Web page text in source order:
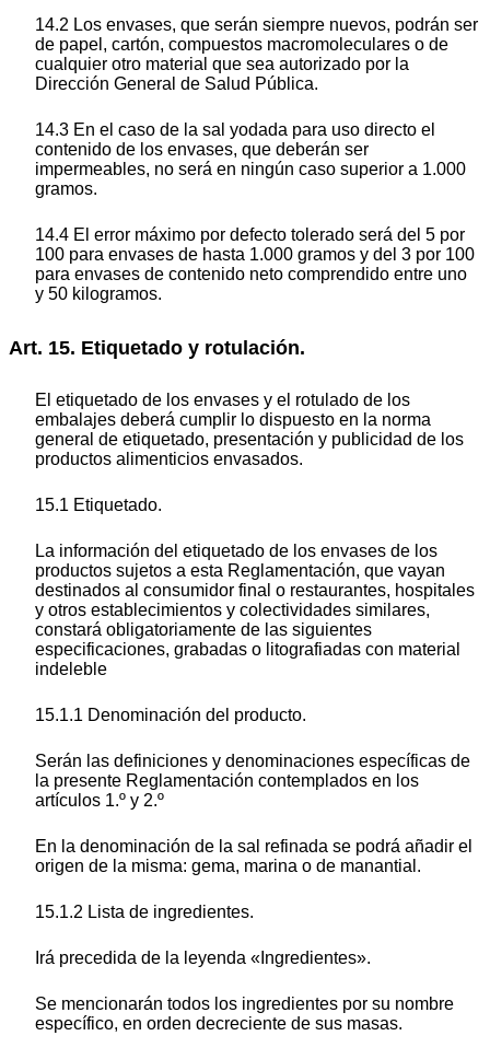
14.2 Los envases, que serán siempre nuevos, podrán ser
de papel, cartón, compuestos macromoleculares o de
cualquier otro material que sea autorizado por la
Dirección General de Salud Pública.
14.3 En el caso de la sal yodada para uso directo el
contenido de los envases, que deberán ser
impermeables, no será en ningún caso superior a 1.000
gramos.
14.4 El error máximo por defecto tolerado será del 5 por
100 para envases de hasta 1.000 gramos y del 3 por 100
para envases de contenido neto comprendido entre uno
y 50 kilogramos.
Art. 15. Etiquetado y rotulación.
El etiquetado de los envases y el rotulado de los
embalajes deberá cumplir lo dispuesto en la norma
general de etiquetado, presentación y publicidad de los
productos alimenticios envasados.
15.1 Etiquetado.
La información del etiquetado de los envases de los
productos sujetos a esta Reglamentación, que vayan
destinados al consumidor final o restaurantes, hospitales
y otros establecimientos y colectividades similares,
constará obligatoriamente de las siguientes
especificaciones, grabadas o litografiadas con material
indeleble
15.1.1 Denominación del producto.
Serán las definiciones y denominaciones específicas de
la presente Reglamentación contemplados en los
artículos 1.º y 2.º
En la denominación de la sal refinada se podrá añadir el
origen de la misma: gema, marina o de manantial.
15.1.2 Lista de ingredientes.
Irá precedida de la leyenda «Ingredientes».
Se mencionarán todos los ingredientes por su nombre
específico, en orden decreciente de sus masas.